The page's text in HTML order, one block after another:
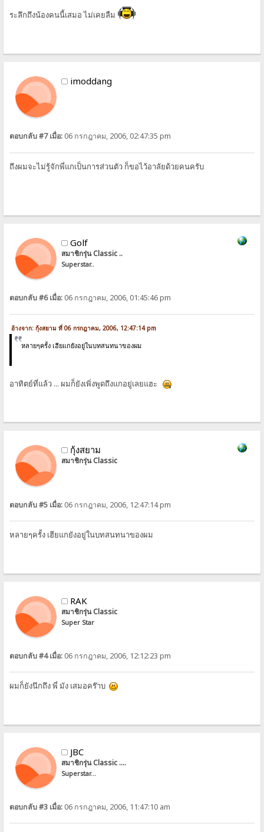
ระลึกถึงน้องคนนี้เสมอ ไม่เคยลืม
imoddang
ตอบกลับ #7 เมื่อ: 06 กรกฎาคม, 2006, 02:47:35 pm
ถึงผมจะไม่รู้จักพี่แกเป็นการส่วนตัว ก็ขอไว้อาลัยด้วยคนครับ
Golf
สมาชิกรุ่น Classic ..
Superstar..
ตอบกลับ #6 เมื่อ: 06 กรกฎาคม, 2006, 01:45:46 pm
อ้างจาก: กุ้งสยาม ที่ 06 กรกฎาคม, 2006, 12:47:14 pm
หลายๆครั้ง เฮียแกยังอยู่ในบทสนทนาของผม
อาทิตย์ที่แล้ว ... ผมก็ยังเพิ่งพูดถึงแกอยู่เลยแฮะ
กุ้งสยาม
สมาชิกรุ่น Classic
ตอบกลับ #5 เมื่อ: 06 กรกฎาคม, 2006, 12:47:14 pm
หลายๆครั้ง เฮียแกยังอยู่ในบทสนทนาของผม
RAK
สมาชิกรุ่น Classic
Super Star
ตอบกลับ #4 เมื่อ: 06 กรกฎาคม, 2006, 12:12:23 pm
ผมก็ยังนึกถึง พี่ มัง เสมอคร๊าบ
JBC
สมาชิกรุ่น Classic ....
Superstar...
ตอบกลับ #3 เมื่อ: 06 กรกฎาคม, 2006, 11:47:10 am